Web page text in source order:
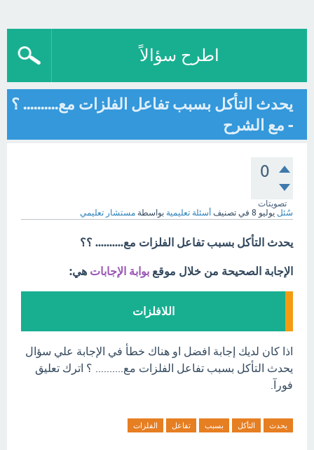
اطرح سؤالاً
يحدث التأكل بسبب تفاعل الفلزات مع.......... ؟
- مع الشرح
0
تصويتات
سُئل يوليو 8 في تصنيف أسئلة تعليمية بواسطة مستشار تعليمي
يحدث التأكل بسبب تفاعل الفلزات مع.......... ؟؟
الإجابة الصحيحة من خلال موقع بوابة الإجابات هي:
اللافلزات
اذا كان لديك إجابة افضل او هناك خطأ في الإجابة علي سؤال
يحدث التأكل بسبب تفاعل الفلزات مع.......... ؟ اترك تعليق
فورآ.
يحدث التأكل بسبب تفاعل الفلزات